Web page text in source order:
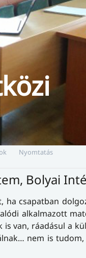
Nyomtatás
Bolyai
ha csapatban
alkalmazott
van, ráadásul a
nem is